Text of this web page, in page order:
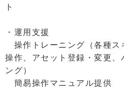
ト
・運用支援
操作トレーニング（各種ス
操作、アセット登録・変更
ング）
簡易操作マニュアル提供